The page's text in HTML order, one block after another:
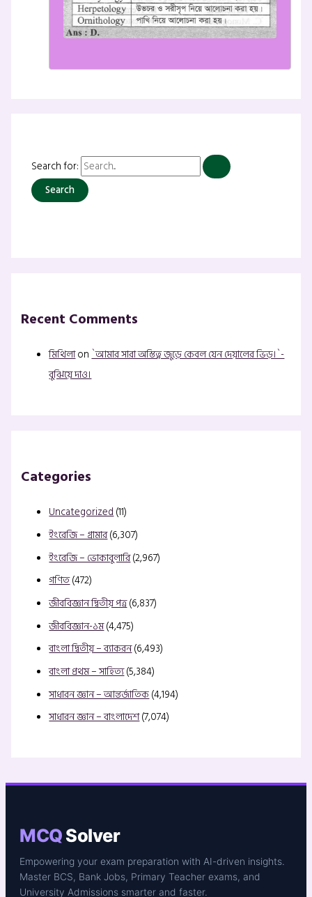
Search for:
Recent Comments
মিথিলাon`আমার সারা অস্তিত্ব জুড়ে কেবল যেন দেয়ালের ভিড়।`-
বুঝিয়ে দাও।
Categories
Uncategorized(11)
ইংরেজি – গ্রামার(6,307)
ইংরেজি – ভোকাবুলারি(2,967)
গণিত(472)
জীববিজ্ঞান দ্বিতীয় পত্র(6,837)
জীববিজ্ঞান-১ম(4,475)
বাংলা দ্বিতীয় – ব্যাকরন(6,493)
বাংলা প্রথম – সাহিত্য(5,384)
সাধারন জ্ঞান – আন্তর্জাতিক(4,194)
সাধারন জ্ঞান – বাংলাদেশ(7,074)
MCQSolver
Empowering your exam preparation with AI-driven insights.
Master BCS, Bank Jobs, Primary Teacher exams, and
University Admissions smarter and faster.